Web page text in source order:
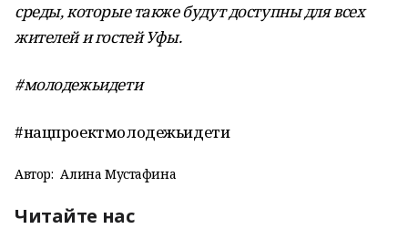
среды, которые также будут доступны для всех
жителей и гостей Уфы.
#молодежьидети
#нацпроектмолодежьидети
Автор: Алина Мустафина
Читайте нас